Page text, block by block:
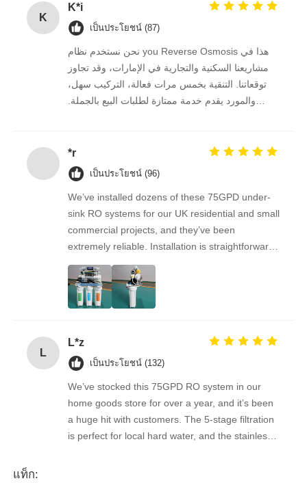
วาล์วควบคุมการกรอง
โซลินอยด์วาล์ว
เครื่องวัดการไหล
K
K*i
เป็นประโยชน์ (87)
نحن نستخدم نظام you Reverse Osmosis هذا في
مشاريعنا السكنية والتجارية في الإمارات، وقد تجاوز
توقعاتنا. التنقية بخمس مرات فعالة، التركيب سهل،
والمورد يقدم خدمة ممتازة لطلبات البيع بالجملة.
*r
เป็นประโยชน์ (96)
We’ve installed dozens of these 75GPD under-
sink RO systems for our UK residential and small
commercial projects, and they’ve been
extremely reliable. Installation is straightforward,
the filters are easy to replace, and the water
quality feedback from clients has been
overwhelmingly positive. The supplier is great to
work with — orders arrive on time, packaging is
consistent. As a repeat buyer, we couldn’t be
happier with both the product and the service.
L
L*z
เป็นประโยชน์ (132)
We’ve stocked this 75GPD RO system in our
home goods store for over a year, and it’s been
a huge hit with customers. The 5-stage filtration
is perfect for local hard water, and the stainless
แท็ก: